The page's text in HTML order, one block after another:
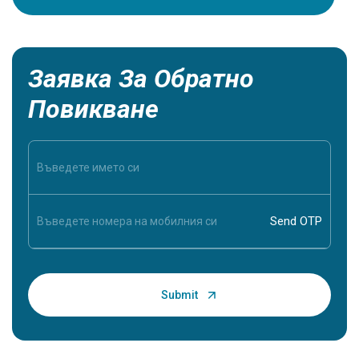
близък
Заявка За Обратно
Повикване